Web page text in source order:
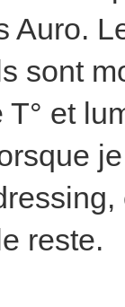
Auro.
sont
et
reste.